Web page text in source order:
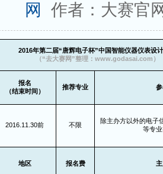
网
作者：大赛官
2016年第二届“唐辉电子杯”中国智能仪器仪表设
（“去大赛网”整理：www.godasai.com）
报名
（结束时间）
推荐专业
2016.11.30前 不限
除主办方以外的电子
等专
地区 报名费